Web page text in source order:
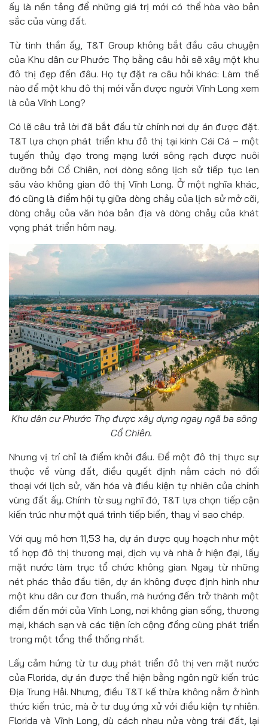
ấy là nền tảng để những giá trị mới có thể hòa vào bản
sắc của vùng đất.
Từ tinh thần ấy, T&T Group không bắt đầu câu chuyện
của Khu dân cư Phước Thọ bằng câu hỏi sẽ xây một khu
đô thị đẹp đến đâu. Họ tự đặt ra câu hỏi khác: Làm thế
nào để một khu đô thị mới vẫn được người Vĩnh Long xem
là của Vĩnh Long?
Có lẽ câu trả lời đã bắt đầu từ chính nơi dự án được đặt.
T&T lựa chọn phát triển khu đô thị tại kinh Cái Cá – một
tuyến thủy đạo trong mạng lưới sông rạch được nuôi
dưỡng bởi Cổ Chiên, nơi dòng sông lịch sử tiếp tục len
sâu vào không gian đô thị Vĩnh Long. Ở một nghĩa khác,
đó cũng là điểm hội tụ giữa dòng chảy của lịch sử mở cõi,
dòng chảy của văn hóa bản địa và dòng chảy của khát
vọng phát triển hôm nay.
Khu dân cư Phước Thọ được xây dựng ngay ngã ba sông
Cổ Chiên.
Nhưng vị trí chỉ là điểm khởi đầu. Để một đô thị thực sự
thuộc về vùng đất, điều quyết định nằm cách nó đối
thoại với lịch sử, văn hóa và điều kiện tự nhiên của chính
vùng đất ấy. Chính từ suy nghĩ đó, T&T lựa chọn tiếp cận
kiến trúc như một quá trình tiếp biến, thay vì sao chép.
Với quy mô hơn 11,53 ha, dự án được quy hoạch như một
tổ hợp đô thị thương mại, dịch vụ và nhà ở hiện đại, lấy
mặt nước làm trục tổ chức không gian. Ngay từ những
nét phác thảo đầu tiên, dự án không được định hình như
một khu dân cư đơn thuần, mà hướng đến trở thành một
điểm đến mới của Vĩnh Long, nơi không gian sống, thương
mại, khách sạn và các tiện ích cộng đồng cùng phát triển
trong một tổng thể thống nhất.
Lấy cảm hứng từ tư duy phát triển đô thị ven mặt nước
của Florida, dự án được thể hiện bằng ngôn ngữ kiến trúc
Địa Trung Hải. Nhưng, điều T&T kế thừa không nằm ở hình
thức kiến trúc, mà ở tư duy ứng xử với điều kiện tự nhiên.
Florida và Vĩnh Long, dù cách nhau nửa vòng trái đất, lại